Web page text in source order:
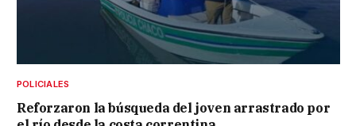
POLICIALES
Reforzaron la búsqueda del joven arrastrado por